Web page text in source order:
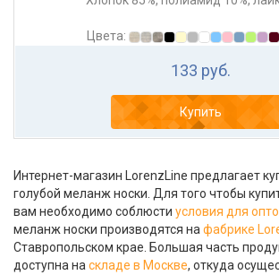
Цвета:
133 руб.
Купить
Интернет-магазин LorenzLine предлагает
голубой меланж носки. Для того чтобы
вам необходимо соблюсти условия для
меланж носки производятся нафабрике
Ставропольском крае. Большая часть
доступна наскладе в Москве, откуда